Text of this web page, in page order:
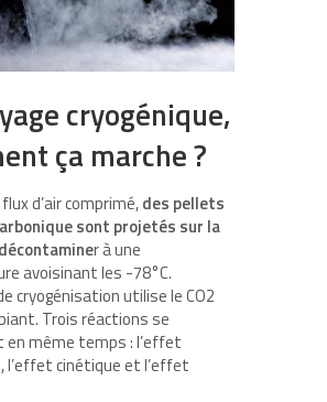
cryogénique,
ça marche ?
d’air comprimé,des pellets
sont projetés sur la
r à une
avoisinant les -78°C.
cryogénisation utilise le CO2
Trois réactions se
en même temps : l’effet
l’effet cinétique et l’effet